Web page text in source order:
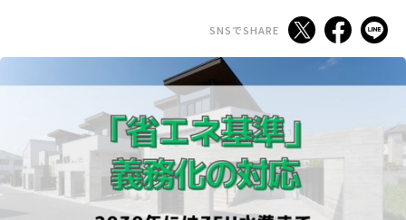
SNSでSHARE